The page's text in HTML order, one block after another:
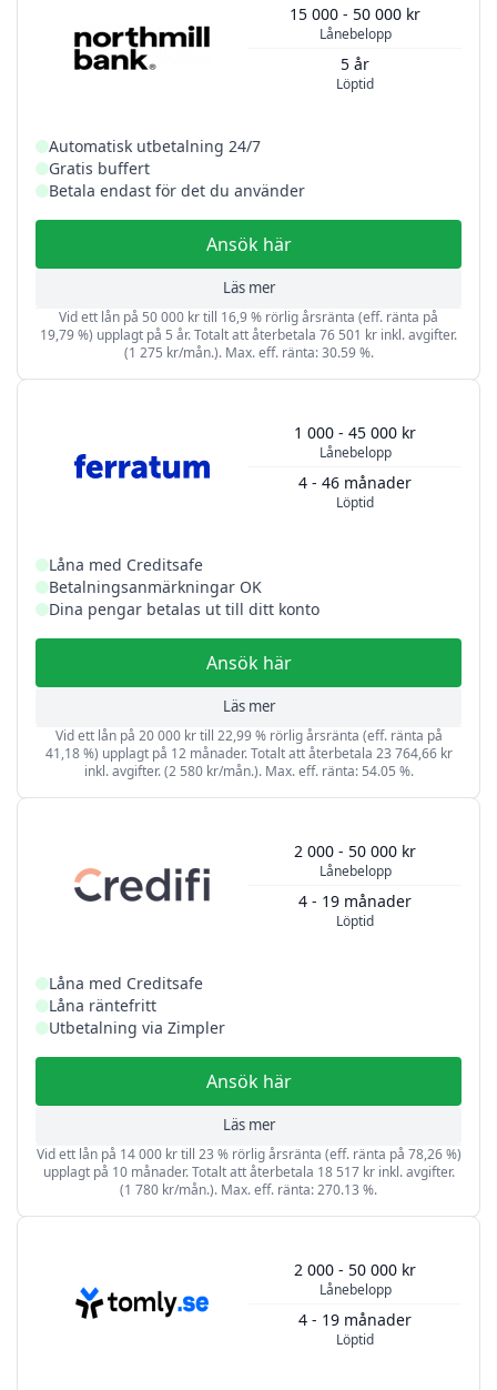
Lånebelopp
15 000 - 50 000 kr
Löptid
5 år
Automatisk utbetalning 24/7
Gratis buffert
Betala endast för det du använder
Ansök här
Läs mer
Vid ett lån på 50 000 kr till 16,9 % rörlig årsränta (eff. ränta på
19,79 %) upplagt på 5 år. Totalt att återbetala 76 501 kr inkl. avgifter.
(1 275 kr/mån.). Max. eff. ränta: 30.59 %.
Lånebelopp
1 000 - 45 000 kr
Löptid
4 - 46 månader
Låna med Creditsafe
Betalningsanmärkningar OK
Dina pengar betalas ut till ditt konto
Ansök här
Läs mer
Vid ett lån på 20 000 kr till 22,99 % rörlig årsränta (eff. ränta på
41,18 %) upplagt på 12 månader. Totalt att återbetala 23 764,66 kr
inkl. avgifter. (2 580 kr/mån.). Max. eff. ränta: 54.05 %.
Lånebelopp
2 000 - 50 000 kr
Löptid
4 - 19 månader
Låna med Creditsafe
Låna räntefritt
Utbetalning via Zimpler
Ansök här
Läs mer
Vid ett lån på 14 000 kr till 23 % rörlig årsränta (eff. ränta på 78,26 %)
upplagt på 10 månader. Totalt att återbetala 18 517 kr inkl. avgifter.
(1 780 kr/mån.). Max. eff. ränta: 270.13 %.
Lånebelopp
2 000 - 50 000 kr
Löptid
4 - 19 månader